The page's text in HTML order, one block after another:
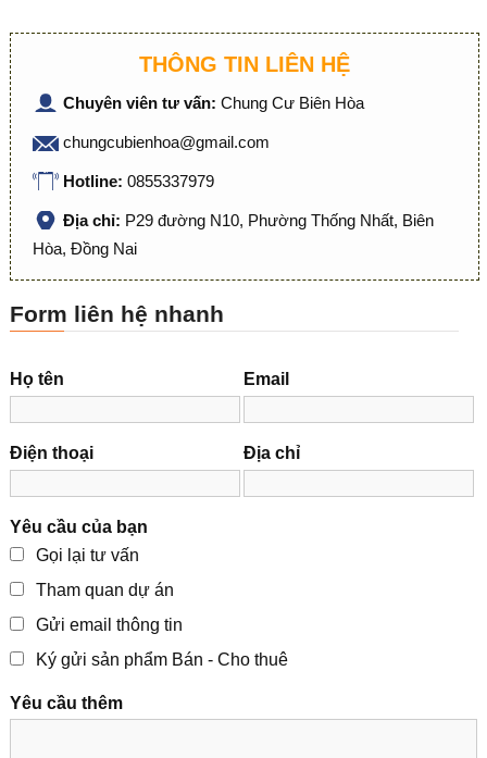
THÔNG TIN LIÊN HỆ
Chuyên viên tư vấn: Chung Cư Biên Hòa
chungcubienhoa@gmail.com
Hotline: 0855337979
Địa chỉ: P29 đường N10, Phường Thống Nhất, Biên
Hòa, Đồng Nai
Form liên hệ nhanh
Họ tên Email
Điện thoại Địa chỉ
Yêu cầu của bạn
Gọi lại tư vấn
Tham quan dự án
Gửi email thông tin
Ký gửi sản phẩm Bán - Cho thuê
Yêu cầu thêm